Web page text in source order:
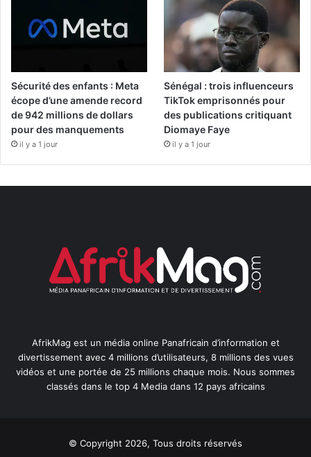
Sécurité des enfants : Meta
écope d’une amende record
de 942 millions de dollars
pour des manquements
il y a 1 jour
Sénégal : trois influenceurs
TikTok emprisonnés pour
des publications critiquant
Diomaye Faye
il y a 1 jour
AfrikMag est un média online Panafricain d’information et
divertissement avec 4 millions d’utilisateurs, 8 millions des vues
vidéos et une portée de 25 millions chaque mois. Nous sommes
classés dans le top 4 Media dans 12 pays africains
© Copyright 2026, Tous droits réservés